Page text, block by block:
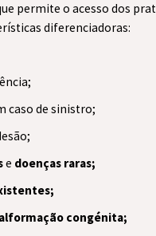
permite o acesso dos
diferenciadoras:
caso de sinistro;
e doenças raras;
congénita;